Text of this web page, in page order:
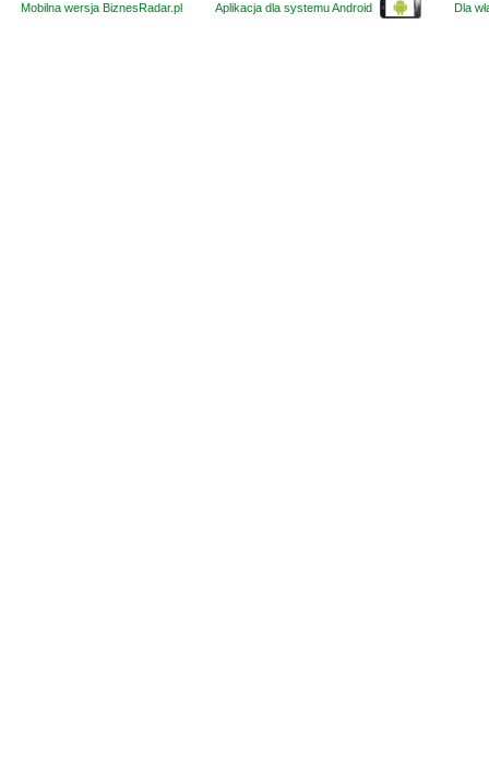
Mobilna wersja BiznesRadar.pl
Aplikacja dla systemu Android Dla